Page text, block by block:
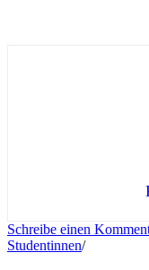
Schreibe einen
Studentinnen/